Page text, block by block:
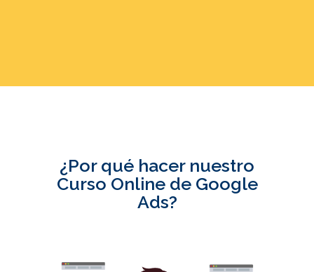
¿Por qué hacer nuestro
Curso Online de Google
Ads?